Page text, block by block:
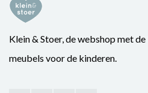
Klein & Stoer, de webshop met
meubels voor de kinderen.